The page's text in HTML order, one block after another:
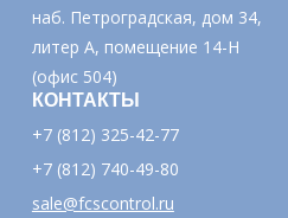
КОНТАКТЫ
наб. Петроградская, дом 34,
литер А, помещение 14-Н
(офис 504)
+7 (812) 325-42-77
+7 (812) 740-49-80
sale@fcscontrol.ru